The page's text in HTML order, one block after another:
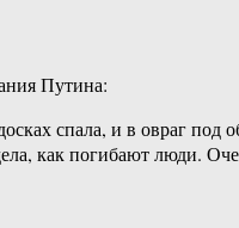
Путина:
спала, и в овраг под
как погибают люди.